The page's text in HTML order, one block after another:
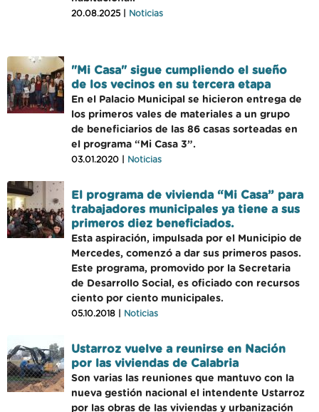
20.08.2025 | Noticias
"Mi Casa" sigue cumpliendo el sueño
de los vecinos en su tercera etapa
En el Palacio Municipal se hicieron entrega de
los primeros vales de materiales a un grupo
de beneficiarios de las 86 casas sorteadas en
el programa “Mi Casa 3”.
03.01.2020 | Noticias
El programa de vivienda “Mi Casa” para
trabajadores municipales ya tiene a sus
primeros diez beneficiados.
Esta aspiración, impulsada por el Municipio de
Mercedes, comenzó a dar sus primeros pasos.
Este programa, promovido por la Secretaria
de Desarrollo Social, es oficiado con recursos
ciento por ciento municipales.
05.10.2018 | Noticias
Ustarroz vuelve a reunirse en Nación
por las viviendas de Calabria
Son varias las reuniones que mantuvo con la
nueva gestión nacional el intendente Ustarroz
por las obras de las viviendas y urbanización